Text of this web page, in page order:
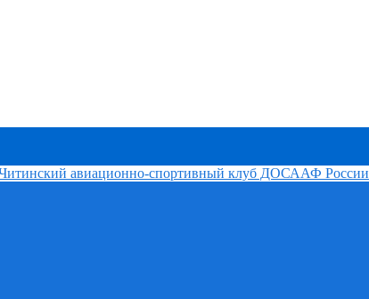
авиационно-спортивный клуб ДОСААФ России